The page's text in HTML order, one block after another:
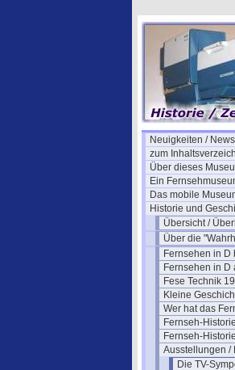
Neuigkeiten / News
zum
Über dieses
Ein
Das mobile
Historie und
Übersicht /
Über die
Fernsehen in D
Fernsehen in D
Fese Technik
Kleine
Wer hat das
Fernseh-
Fernseh-
Ausstellungen /
Die TV-